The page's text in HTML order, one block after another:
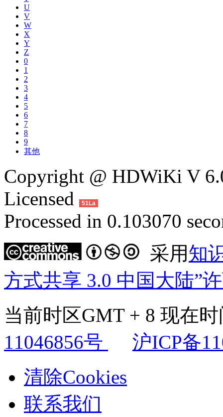
U
V
W
X
Y
Z
0
1
2
3
4
5
6
7
8
9
其他
Copyright @ HDWiKi V
Licensed
51La
Processed in 0.103070
采用知
方式共享 3.0 中国大陆”
当前时区GMT + 8 现在
11046856号
沪ICP备
清除Cookies
联系我们